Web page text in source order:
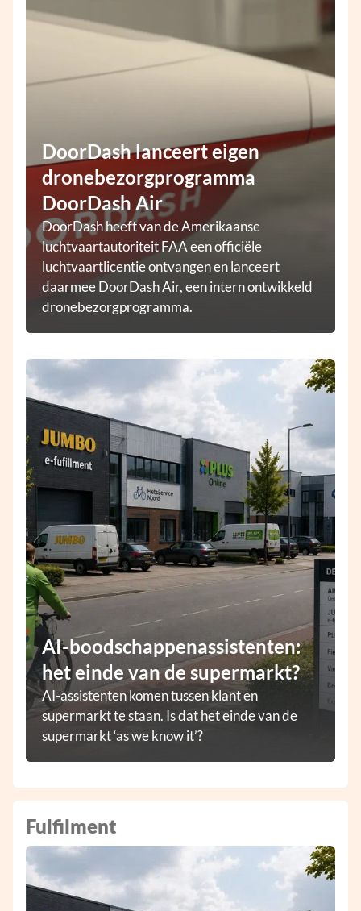
AI-boodschappenassistenten:
het einde van de supermarkt?
AI-assistenten komen tussen klant en
supermarkt te staan. Is dat het einde van de
supermarkt ‘as we know it’?
DoorDash lanceert eigen
dronebezorgprogramma
DoorDash Air
DoorDash heeft van de Amerikaanse
luchtvaartautoriteit FAA een officiële
luchtvaartlicentie ontvangen en lanceert
daarmee DoorDash Air, een intern ontwikkeld
dronebezorgprogramma.
Fulfilment